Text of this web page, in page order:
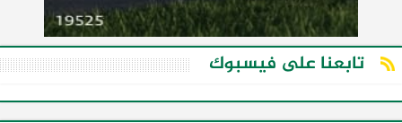
تابعنا على فيسبوك